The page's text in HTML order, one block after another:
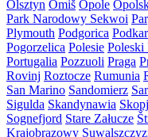
Olsztyn Omiš Opole
Park Narodowy Sekwoi
Plymouth Podgorica
Pogorzelica Polesie Poleski
Portugalia Pozzuoli Praga
Rovinj Roztocze Rumunia
San Marino Sandomierz
Sigulda Skandynawia
Sognefjord Stare Załucze
Krajobrazowy